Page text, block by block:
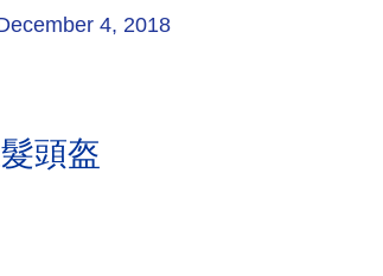
4, 2018
頭盔